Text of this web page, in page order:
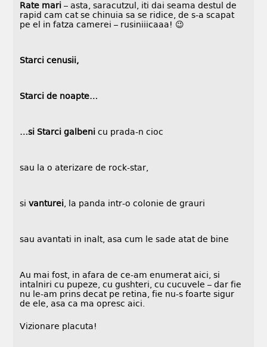
Rate mari – asta, saracutzul, iti dai seama destul de
rapid cam cat se chinuia sa se ridice, de s-a scapat
pe el in fatza camerei – rusiniiicaaa! 😉
Starci cenusii,
Starci de noapte…
…si Starci galbeni cu prada-n cioc
sau la o aterizare de rock-star,
sivanturei , la panda intr-o colonie de grauri
sau avantati in inalt, asa cum le sade atat de bine
Au mai fost, in afara de ce-am enumerat aici, si
intalniri cu pupeze, cu gushteri, cu cucuvele – dar fie
nu le-am prins decat pe retina, fie nu-s foarte sigur
de ele, asa ca ma opresc aici.
Vizionare placuta!